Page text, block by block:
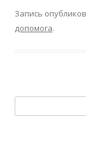
Запись
допомога.